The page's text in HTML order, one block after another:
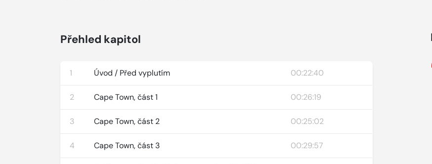
Přehled kapitol
1 Úvod / Před vyplutím 00:22:40
2 Cape Town, část 1 00:26:19
3 Cape Town, část 2 00:25:02
4 Cape Town, část 3 00:29:57